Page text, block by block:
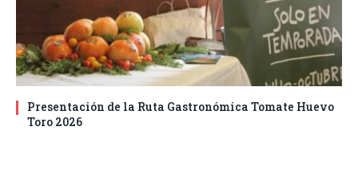
Presentación de la Ruta Gastronómica Tomate Huevo
Toro 2026